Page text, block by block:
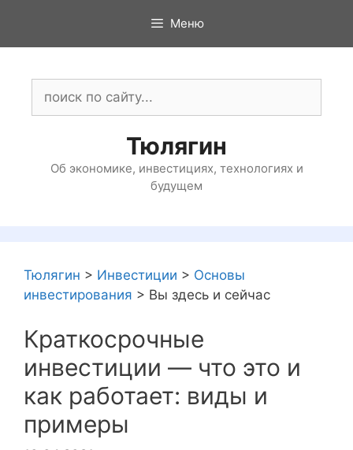
содержимому
Меню
Тюлягин
Об экономике, инвестициях, технологиях и
будущем
Тюлягин > Инвестиции > Основы
инвестирования > Вы здесь и сейчас
Краткосрочные
инвестиции — что это и
как работает: виды и
примеры